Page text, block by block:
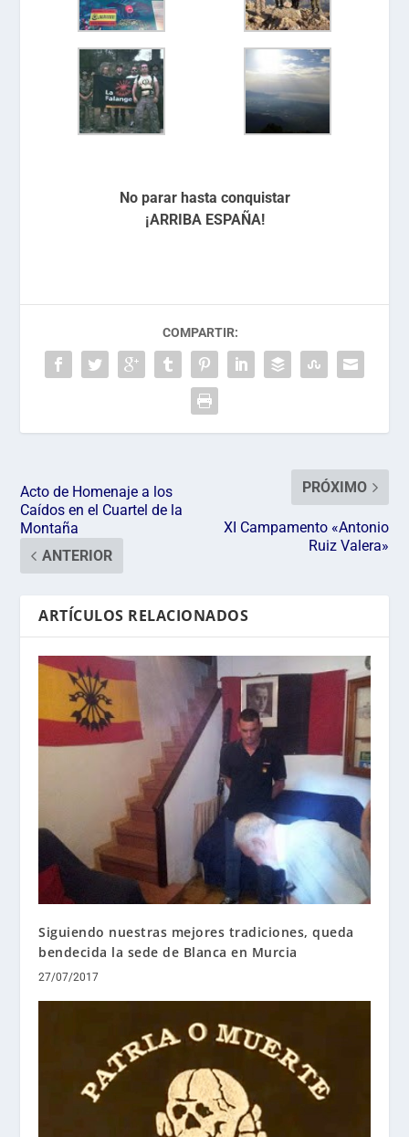
No parar hasta conquistar
¡ARRIBA ESPAÑA!
COMPARTIR:
Acto de Homenaje a los
Caídos en el Cuartel de la
Montaña
ANTERIOR
PRÓXIMO
XI Campamento «Antonio
Ruiz Valera»
ARTÍCULOS RELACIONADOS
Siguiendo nuestras mejores tradiciones, queda
bendecida la sede de Blanca en Murcia
27/07/2017